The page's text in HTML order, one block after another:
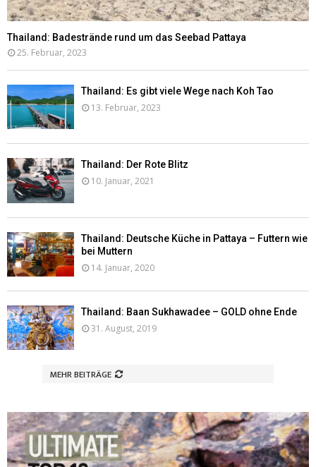
Thailand: Badestrände rund um das Seebad Pattaya
25. Februar, 2023
Thailand: Es gibt viele Wege nach Koh Tao
13. Februar, 2023
Thailand: Der Rote Blitz
10. Januar, 2021
Thailand: Deutsche Küche in Pattaya – Futtern wie
bei Muttern
14. Januar, 2020
Thailand: Baan Sukhawadee – GOLD ohne Ende
31. August, 2019
MEHR BEITRÄGE